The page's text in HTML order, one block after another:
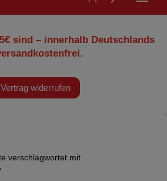
sind – innerhalb Deutschlands
Vertrag widerrufen
verschlagwortet mit